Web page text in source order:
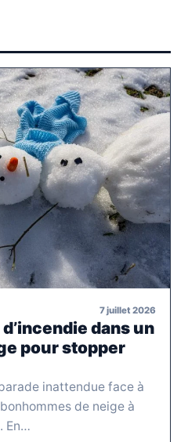
7 juillet 2026
dans un
pour stopper
inattendue face à
de neige à
En…